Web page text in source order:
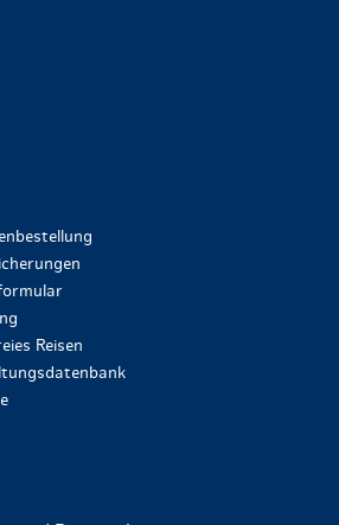
Reisen